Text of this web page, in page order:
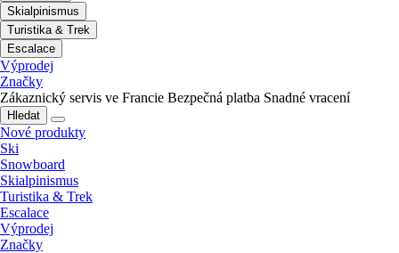
Skialpinismus
Turistika & Trek
Escalace
Výprodej
Značky
Zákaznický servis ve Francie Bezpečná platba Snadné vracení
Hledat
Nové produkty
Ski
Snowboard
Skialpinismus
Turistika & Trek
Escalace
Výprodej
Značky